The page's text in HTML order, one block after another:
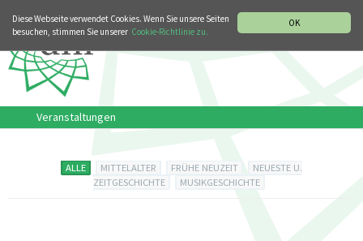
OK
Diese Webseite verwendet Cookies. Wenn Sie unsere Seiten
besuchen, stimmen Sie unserer Cookie-Richtlinie zu.
Veranstaltungen
ALLE MITTELALTER FRÜHE NEUZEIT
NEUESTE U.
ZEITGESCHICHTE
MUSIKGESCHICHTE